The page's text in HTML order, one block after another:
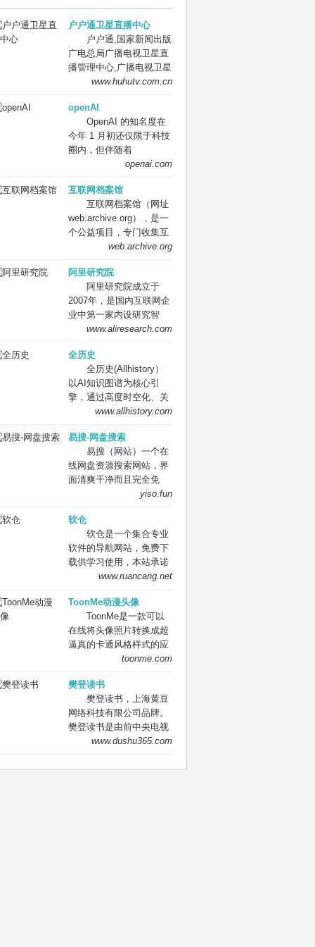
户户通卫星直播中心
户户通,国家新闻出版
广电总局广播电视卫星直
播管理中心,广播电视卫星
直播管理中心,卫星直播管
国家广播电视总局广播电
视卫星直播管理中心（简
称：卫星直播中心）成立
于2011年10月，是经中央
编办批准设立的总局直属
直播节目平台的建设、播
出、运行、管理；组织开
展卫星直播广播电视公共
服务工作；服务管理卫星
直播广播电视用户，受理
用户反馈意见和投诉；推
进卫星直播广播电视新技
术新业态创新融合发展；
制订卫星直播技术发展规
划，跟踪研究相关新技术,
组织技术开发和应用研
究；承办总局交办的其他
事项。
www.huhutv.com.cn
openAI
OpenAI 的知名度在
今年 1 月初还仅限于科技
圈内，但伴随着
ChatGPT 的全球火爆，
OpenAI 自推出 ChatGPT
预览版之后，网站访问量
快速攀升，目前已跻身全
球 TOP50 网站。
OpenAI 网站在去年 11 月
万，主要访问人群是技术
社区。而在今年 1 月份，
该网站的访问量突破了
6.72 亿，增长了
3572%。 OpenAI is an
AI research and
deployment company.
Our mission is to ensure
that artificial general
intelligence benefits all of
humanity.
openai.com
互联网档案馆
互联网档案馆（网址
web.archive.org），是一
个公益项目，专门收集互
联网上的各种信息，例如
存储在他家的服务器中。
互联网档案馆（英语：
Internet Archive）是美国
的一个由Alexa创始人布
鲁斯特·卡利创办于1996
联网多媒体资料文件阅览
服务的数字图书馆，总部
位于加利福尼亚州旧金山
的列治文区，其使命是“普
及所有知识”（英语：
universal access to all
knowledge.）[注 1][注
2]。该“档案馆”提供的数
字资料有如网站、网页、
图形材料音乐、视频、音
频、软件、动态图像和数
百万书籍等的永久性免费
储存及获取的副本。 迄至
2012年10月，其信息储量
达到10PB（即
之外，该档案馆也是网络
开放与自由化的倡议者之
一。 ——摘自维基百科
其中值得关注的就是他们
的网页备份项目。这个项
目已经做到了对于非常多
都留下了历史记录。即通
过这个项目可以访问大多
数网页的任意时间节点的
版本，即使这个网站本身
已经关停. 为了将这个由
保存下来，美国的一家名
web.archive.org
阿里研究院
阿里研究院成立于
2007年，是国内互联网企
业中第一家内设研究智
库。过去12年，阿里研究
子商务、数字经济的发
展，已成为在国内外数字
经济和数字治理研究领域
具有广泛影响力的企业智
库。 阿里研究院秉承开
互联网精神，扎根阿里巴
巴数字经济体丰富的商业
生态，依托海量的数据和
案例，洞察新知、共创未
来，引领着数字经济和数
www.aliresearch.com
全历史
全历史(Allhistory）
以AI知识图谱为核心引
擎，通过高度时空化、关
联化数据的方式构造及展
历史知识。让用户沉浸在
纵横开阔、左图右史的
（历史、人文、社科等）
知识海洋中。
www.allhistory.com
易搜-网盘搜索
易搜（网站）一个在
线网盘资源搜索网站，界
面清爽干净而且完全免
费，一键聚合四大网盘资
(yiso.fun)，一个在线网盘
资源搜索网站，一次搞定
四大平台！直接在输入框
里输入关键词即可开始检
索，可以选择特定的搜索
网盘资源。
yiso.fun
软仓
软仓是一个集合专业
软件的导航网站，免费下
载供学习使用，本站承诺
无毒无广告，纯公益项
一款免费的设计软件分享
网站，收录的都是设计软
件，已收录 385 个专业软
件，包括 Adobe 系列、
AutoCAD、平面设计、三
设计、机械设计、电子电
路。 软件都是学习版，基
本更新到了最新版本，提
供了百度网盘下载链接，
直接点击即可获取保存或
www.ruancang.net
ToonMe动漫头像
ToonMe是一款可以
在线将头像照片转换成超
逼真的卡通风格样式的应
用。进入网页无需注册登
后提供免费下载。同时也
有手机APP可以下载。
ToonMe可谓动漫头像生
成网站的王者之一。 Let
our AI cartoonize your
toonme.com
樊登读书
樊登读书，上海黄豆
网络科技有限公司品牌。
樊登读书是由前中央电视
台节目主持人、MBA资深
起，同年10月正式成立。
www.dushu365.com